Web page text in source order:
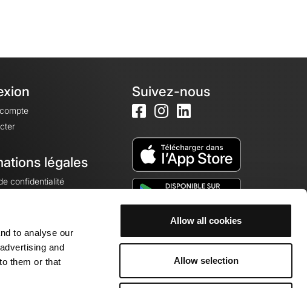
to analyse our
and
them or that
Allow all cookies
Allow selection
légales
confidentialité
des cookies
Suivez-nous